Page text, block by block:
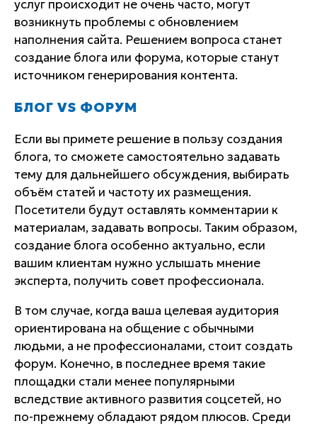
услуг происходит не очень часто, могут
возникнуть проблемы с обновлением
наполнения сайта. Решением вопроса станет
создание блога или форума, которые станут
источником генерирования контента.
БЛОГ VS ФОРУМ
Если вы примете решение в пользу создания
блога, то сможете самостоятельно задавать
тему для дальнейшего обсуждения, выбирать
объём статей и частоту их размещения.
Посетители будут оставлять комментарии к
материалам, задавать вопросы. Таким образом,
создание блога особенно актуально, если
вашим клиентам нужно услышать мнение
эксперта, получить совет профессионала.
В том случае, когда ваша целевая аудитория
ориентирована на общение с обычными
людьми, а не профессионалами, стоит создать
форум. Конечно, в последнее время такие
площадки стали менее популярными
вследствие активного развития соцсетей, но
по-прежнему обладают рядом плюсов. Среди